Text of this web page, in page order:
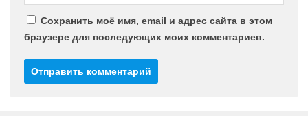
Сохранить моё имя, email и адрес сайта в этом
браузере для последующих моих комментариев.